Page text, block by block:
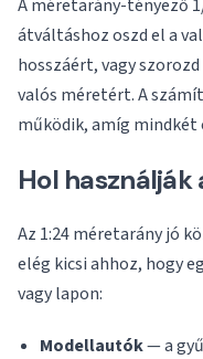
A méretarány-tényező
átváltáshoz oszd el a
hosszáért, vagy
valós méretért. A
működik, amíg mindkét
Hol használják
Az 1:24 méretarány jó
elég kicsi ahhoz, hogy
vagy lapon:
Modellautók— a